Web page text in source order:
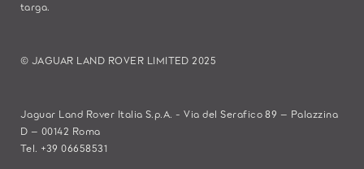
targa.
© JAGUAR LAND ROVER LIMITED 2025
Jaguar Land Rover Italia S.p.A. - Via del Serafico 89 – Palazzina
D – 00142 Roma
Tel. +39 06658531